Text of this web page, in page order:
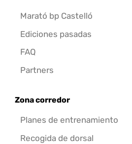
Marató bp Castelló
Ediciones pasadas
FAQ
Partners
Zona corredor
Planes de entrenamiento
Recogida de dorsal